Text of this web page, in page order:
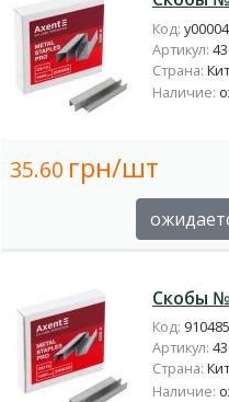
Код:
Артикул:
Страна:
Наличие:
35.60 грн/шт
Скобы
Код: 910485
Артикул:
Страна:
Наличие: